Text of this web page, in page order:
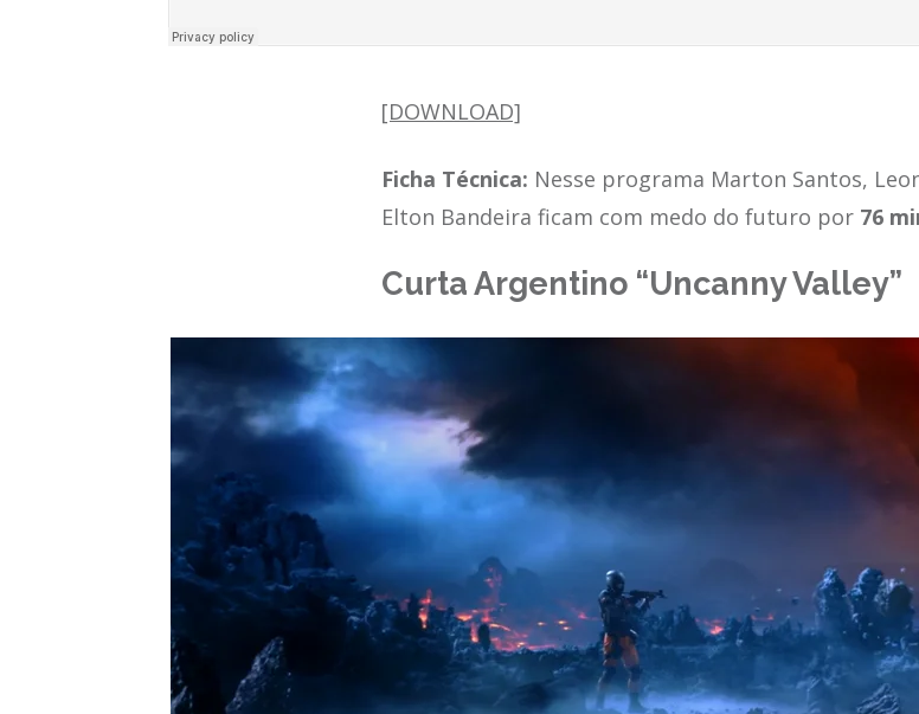
[DOWNLOAD]
Ficha Técnica: Nesse programa Marton Santos,
Elton Bandeira ficam com medo do futuro por 76
Curta Argentino “Uncanny Valley”